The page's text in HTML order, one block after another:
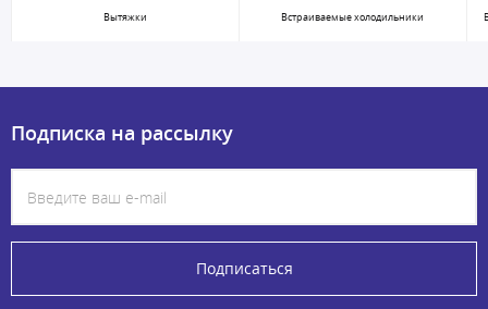
Вытяжки Встраиваемые холодильники
Подписка на рассылку
Подписаться